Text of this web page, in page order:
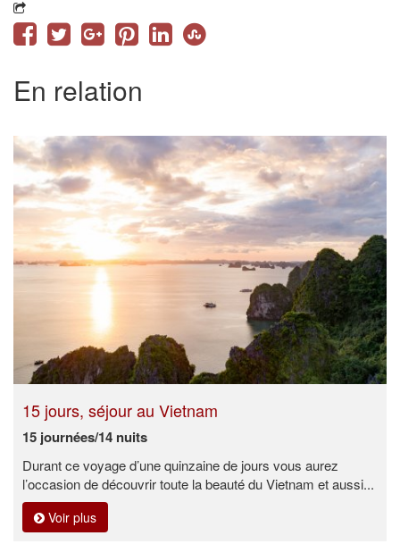
En relation
15 jours, séjour au Vietnam
15 journées/14 nuits
Durant ce voyage d’une quinzaine de jours vous aurez
l’occasion de découvrir toute la beauté du Vietnam et aussi...
Voir plus